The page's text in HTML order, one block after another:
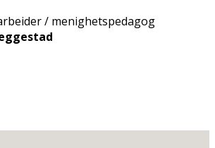
/ menighetspedagog